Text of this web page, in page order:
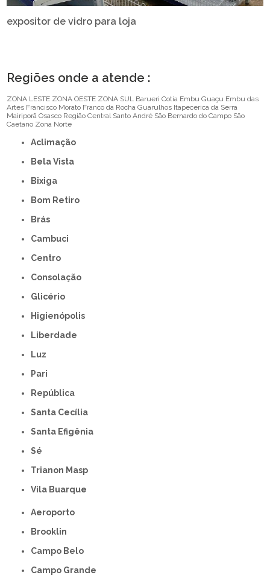
expositor de vidro para loja
Regiões onde a atende :
ZONA LESTE ZONA OESTE ZONA SUL Barueri Cotia Embu Guaçu Embu das
Artes Francisco Morato Franco da Rocha Guarulhos Itapecerica da Serra
Mairiporã Osasco Região Central Santo André São Bernardo do Campo São
Caetano Zona Norte
Aclimação
Bela Vista
Bixiga
Bom Retiro
Brás
Cambuci
Centro
Consolação
Glicério
Higienópolis
Liberdade
Luz
Pari
República
Santa Cecília
Santa Efigênia
Sé
Trianon Masp
Vila Buarque
Aeroporto
Brooklin
Campo Belo
Campo Grande